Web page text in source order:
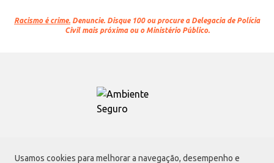
Usamos cookies para melhorar a navegação, desempenho e
Racismo é crime. Denuncie. Disque 100 ou procure a Delegacia de Polícia
Civil mais próxima ou o Ministério Público.
Atacadão S.A.